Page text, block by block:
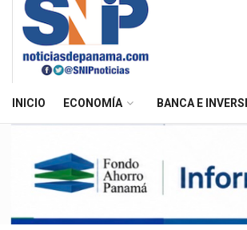
INICIO ECONOMÍA BANCA E